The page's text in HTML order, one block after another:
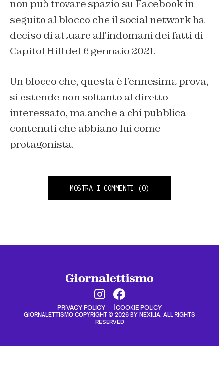
non può trovare spazio su Facebook in
seguito al blocco che il social network ha
deciso di attuare all’indomani dei fatti di
Capitol Hill del 6 gennaio 2021.
Un blocco che, questa è l’ennesima prova,
si estende non soltanto al diretto
interessato, ma anche a chi pubblica
contenuti che abbiano lui come
protagonista.
MOSTRA I COMMENTI (0)
PRIVACY POLICY COOKIE POLICY
GIORNALETTISMO COPYRIGHT © 2026 BY NEXILIA. ALL RIGHTS
RESERVED